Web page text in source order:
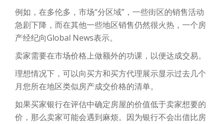
例如，在多伦多，市场“分区域”，一些街区的销售活动
急剧下降，而在其他一些地区销售仍然很火热，一个房
产经纪向Global News表示。
卖家需要在市场价格上做额外的功课，以便达成交易。
理想情况下，可以向买方和买方代理展示显示过去几个
月您所在地区类似房产成交价格的清单。
如果买家银行在评估中确定房屋的价值低于卖家想要的
价，那么卖家可能会遇到麻烦。因为银行不会出借比房